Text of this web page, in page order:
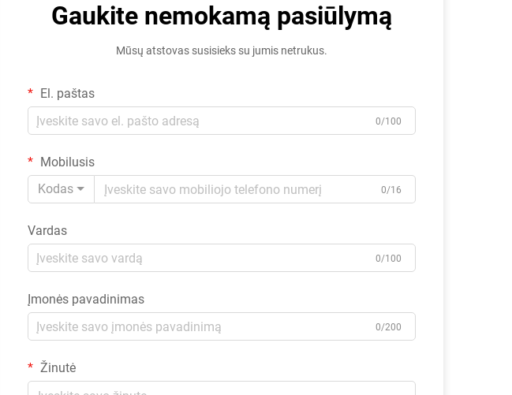
Gaukite nemokamą pasiūlymą
Mūsų atstovas susisieks su jumis netrukus.
El. paštas
0/100
Mobilusis
Kodas
0/16
Vardas
0/100
Įmonės pavadinimas
0/200
Žinutė